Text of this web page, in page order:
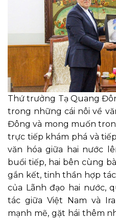
Thứ trưởng Tạ Quang
trong những cái nôi về
Đông và mong muốn
trực tiếp khám phá và
văn hóa giữa hai nước
buổi tiếp, hai bên cùng
gắn kết, tinh thần hợp
của Lãnh đạo hai nước,
tác giữa Việt Nam và
mạnh mẽ, gặt hái thêm